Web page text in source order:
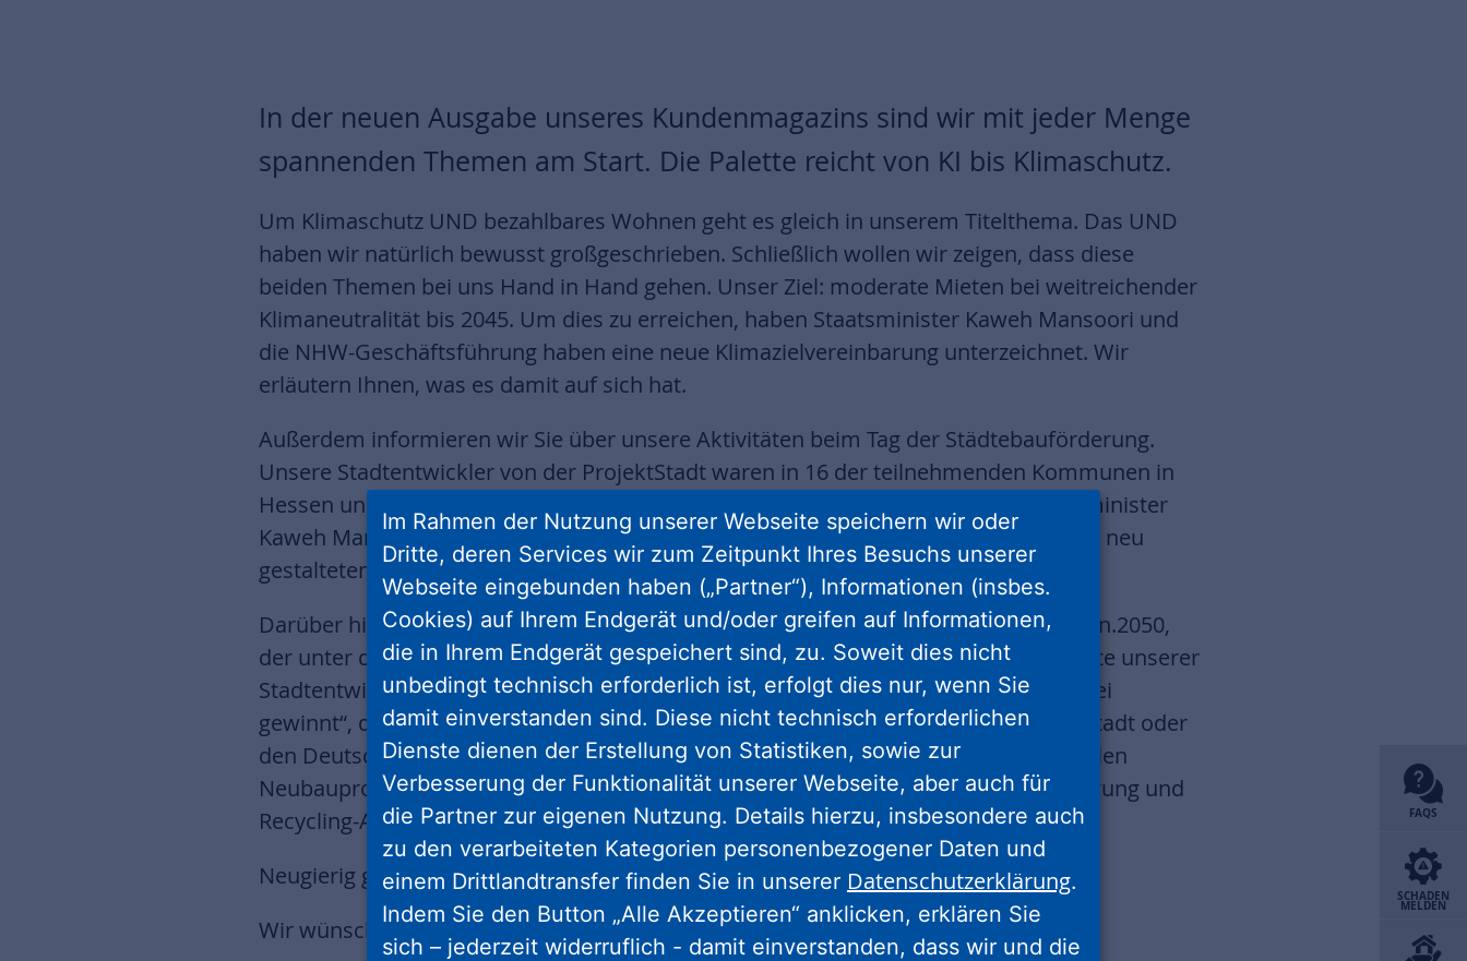
FAQS
SCHADEN
MELDEN
In der neuen Ausgabe unseres Kundenmagazins sind wir mit jeder Menge
spannenden Themen am Start. Die Palette reicht von KI bis Klimaschutz.
Um Klimaschutz UND bezahlbares Wohnen geht es gleich in unserem Titelthema. Das UND
haben wir natürlich bewusst großgeschrieben. Schließlich wollen wir zeigen, dass diese
beiden Themen bei uns Hand in Hand gehen. Unser Ziel: moderate Mieten bei weitreichender
Klimaneutralität bis 2045. Um dies zu erreichen, haben Staatsminister Kaweh Mansoori und
die NHW-Geschäftsführung haben eine neue Klimazielvereinbarung unterzeichnet. Wir
erläutern Ihnen, was es damit auf sich hat.
Außerdem informieren wir Sie über unsere Aktivitäten beim Tag der Städtebauförderung.
Unsere Stadtentwickler von der ProjektStadt waren in 16 der teilnehmenden Kommunen in
Hessen und Thüringen aktiv. Zwei Highlights: der Besuch von Hessens Wirtschaftsminister
Kaweh Mansoori auf dem Offenbacher Innovationscampus und die Einweihung des neu
gestalteten Kasseler Quartiersplatzes „Pferdemarkt“.
Darüber hinaus beschäftigen wir uns mit dem 5. Fachkongress der Initiative Wohnen.2050,
der unter dem Motto „Dialog statt Distanz“ stand. Wir nehmen verschiedene Projekte unserer
Stadtentwickler genauer unter die Lupe, etwa die interkommunale Kooperation „Drei
gewinnt“, das Wever-Quartier in Bad Hersfeld, das Innenstadt-Management in Arnstadt oder
den Deutschen Fachwerkpreis für Treffurt. Außerdem beleuchten wir unsere aktuellen
Neubauprojekte in Frankfurt und Darmstadt sowie unsere kombinierte Modernisierung und
Recycling-Aufstockung in Mörfelden-Walldorf.
Neugierig geworden? Über das Titelbild unten geht es zur neuen PolisVision.
Wir wünschen viel Spaß beim Lesen.
Im Rahmen der Nutzung unserer Webseite speichern wir oder
Dritte, deren Services wir zum Zeitpunkt Ihres Besuchs unserer
Webseite eingebunden haben („Partner“), Informationen (insbes.
Cookies) auf Ihrem Endgerät und/oder greifen auf Informationen,
die in Ihrem Endgerät gespeichert sind, zu. Soweit dies nicht
unbedingt technisch erforderlich ist, erfolgt dies nur, wenn Sie
damit einverstanden sind. Diese nicht technisch erforderlichen
Dienste dienen der Erstellung von Statistiken, sowie zur
Verbesserung der Funktionalität unserer Webseite, aber auch für
die Partner zur eigenen Nutzung. Details hierzu, insbesondere auch
zu den verarbeiteten Kategorien personenbezogener Daten und
einem Drittlandtransfer finden Sie in unserer Datenschutzerklärung.
Indem Sie den Button „Alle Akzeptieren“ anklicken, erklären Sie
sich – jederzeit widerruflich - damit einverstanden, dass wir und die